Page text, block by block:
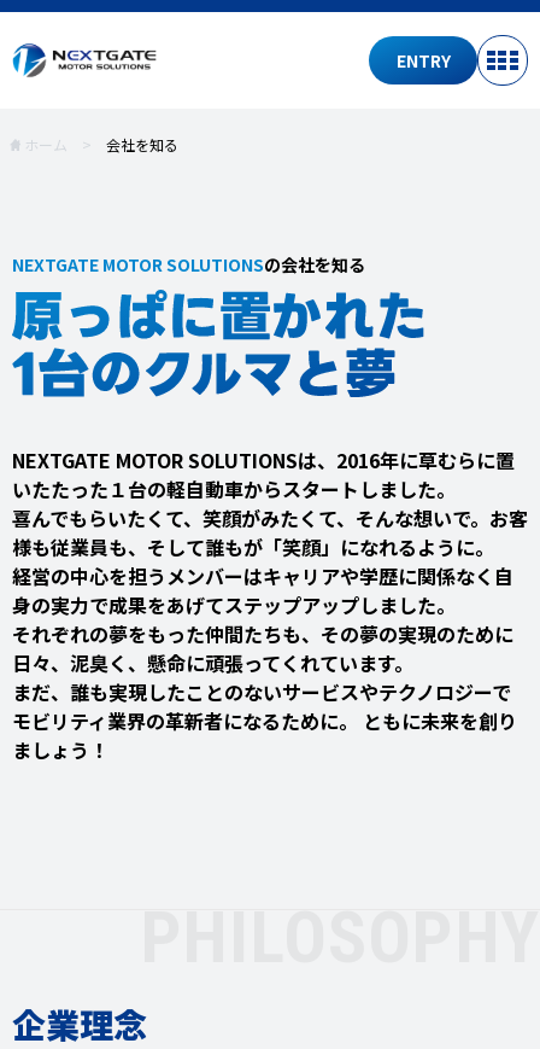
ENTRY
ホーム > 会社を知る
NEXTGATE MOTOR SOLUTIONSの会社を知る
NEXTGATE MOTOR SOLUTIONSは、2016年に草むらに置
いたたった１台の軽自動車からスタートしました。
喜んでもらいたくて、笑顔がみたくて、そんな想いで。お客
様も従業員も、そして誰もが「笑顔」になれるように。
経営の中心を担うメンバーはキャリアや学歴に関係なく自
身の実力で成果をあげてステップアップしました。
それぞれの夢をもった仲間たちも、その夢の実現のために
日々、泥臭く、懸命に頑張ってくれています。
まだ、誰も実現したことのないサービスやテクノロジーで
モビリティ業界の革新者になるために。 ともに未来を創り
ましょう！
企業理念